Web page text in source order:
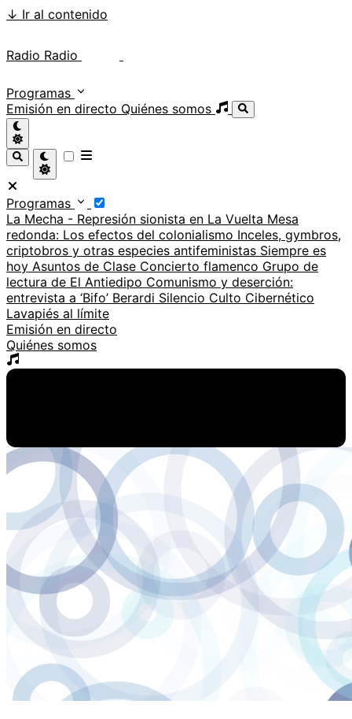
↓ Ir al contenido
Radio Radio
Programas
Emisión en directo Quiénes somos
Programas
La Mecha - Represión sionista en La Vuelta Mesa
redonda: Los efectos del colonialismo Inceles, gymbros,
criptobros y otras especies antifeministas Siempre es
hoy Asuntos de Clase Concierto flamenco Grupo de
lectura de El Antiedipo Comunismo y deserción:
entrevista a ‘Bifo’ Berardi Silencio Culto Cibernético
Lavapiés al límite
Emisión en directo
Quiénes somos